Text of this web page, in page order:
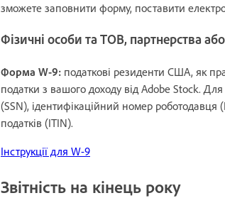
зможете заповнити форму, поставити
Фізичні особи та ТОВ, партнерства
Форма W-9: податкові резиденти США, як
податки з вашого доходу від Adobe Stock.
(SSN), ідентифікаційний номер роботодавця
податків (ITIN).
Інструкції для W-9
Звітність на кінець року